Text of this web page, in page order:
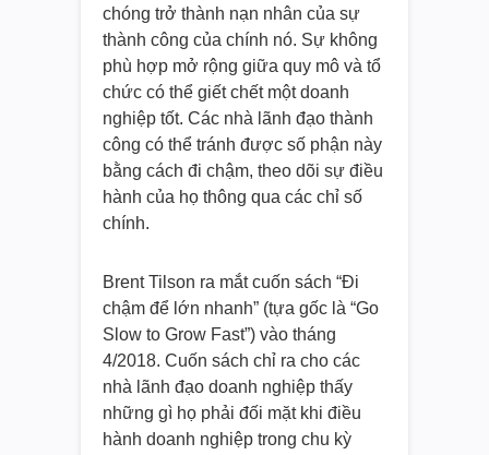
chóng trở thành nạn nhân của sự
thành công của chính nó. Sự không
phù hợp mở rộng giữa quy mô và tổ
chức có thể giết chết một doanh
nghiệp tốt. Các nhà lãnh đạo thành
công có thể tránh được số phận này
bằng cách đi chậm, theo dõi sự điều
hành của họ thông qua các chỉ số
chính.
Brent Tilson ra mắt cuốn sách “Đi
chậm để lớn nhanh” (tựa gốc là “Go
Slow to Grow Fast”) vào tháng
4/2018. Cuốn sách chỉ ra cho các
nhà lãnh đạo doanh nghiệp thấy
những gì họ phải đối mặt khi điều
hành doanh nghiệp trong chu kỳ